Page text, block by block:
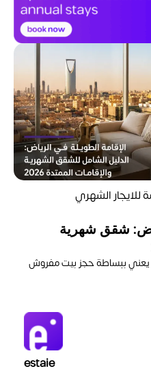
الشهري
شقق شهرية
يعني ببساطة حجز بيت مفروش
estaie